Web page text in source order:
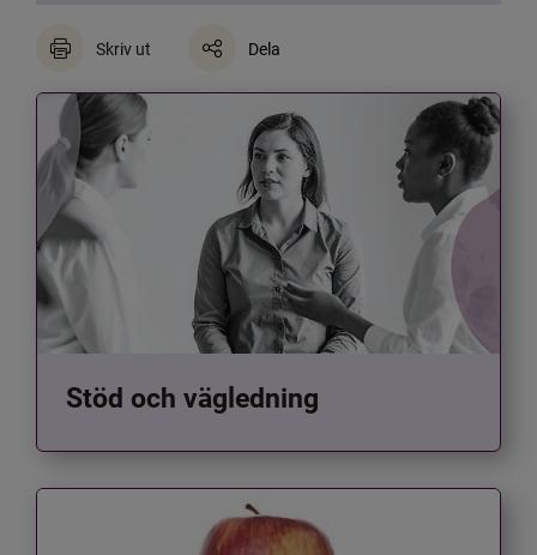
Skriv ut Dela
Stöd och vägledning